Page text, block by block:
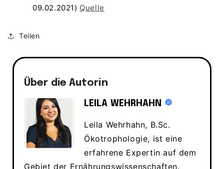
09.02.2021) Quelle
Teilen
Über die Autorin
LEILA WEHRHAHN
Leila Wehrhahn, B.Sc.
Ökotrophologie, ist eine
erfahrene Expertin auf dem
Gebiet der Ernährungswissenschaften.